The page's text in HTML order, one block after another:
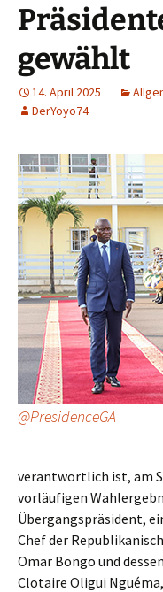
gewählt
14. April 2025
DerYoyo74
@PresidenceGA
verantwortlich ist, am
vorläufigen
Übergangspräsident,
Chef der
Omar Bongo und
Clotaire Oligui